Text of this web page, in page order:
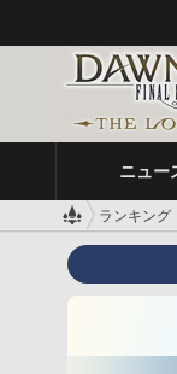
ニュー
ランキング